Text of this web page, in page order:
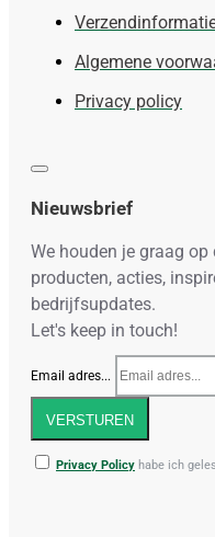
Algemene
Privacy policy
Nieuwsbrief
We houden je graag
producten, acties,
bedrijfsupdates.
Let's keep in touch!
Email adres...
VERSTUREN
Privacy Policy habe ich